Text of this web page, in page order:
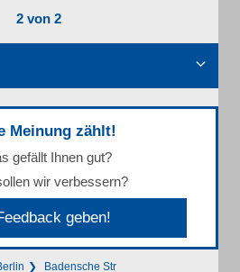
2 von 2
Meinung zählt!
gefällt Ihnen gut?
wir verbessern?
geben!
Badensche Str